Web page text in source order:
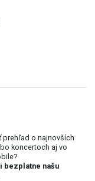
prehľad o najnovších
koncertoch aj vo
bezplatne našu